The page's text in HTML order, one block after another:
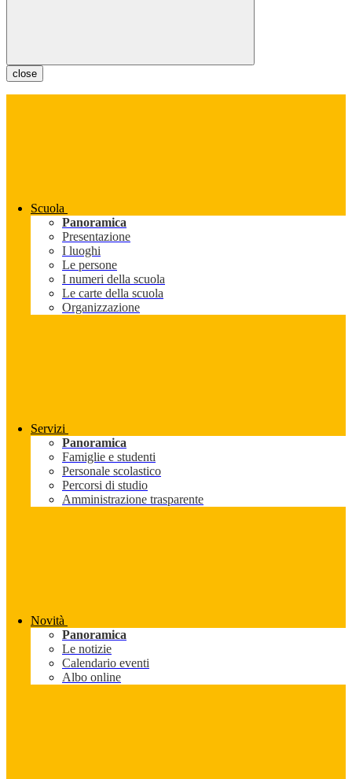
close
Scuola
Panoramica
Presentazione
I luoghi
Le persone
I numeri della scuola
Le carte della scuola
Organizzazione
Servizi
Panoramica
Famiglie e studenti
Personale scolastico
Percorsi di studio
Amministrazione trasparente
Novità
Panoramica
Le notizie
Calendario eventi
Albo online